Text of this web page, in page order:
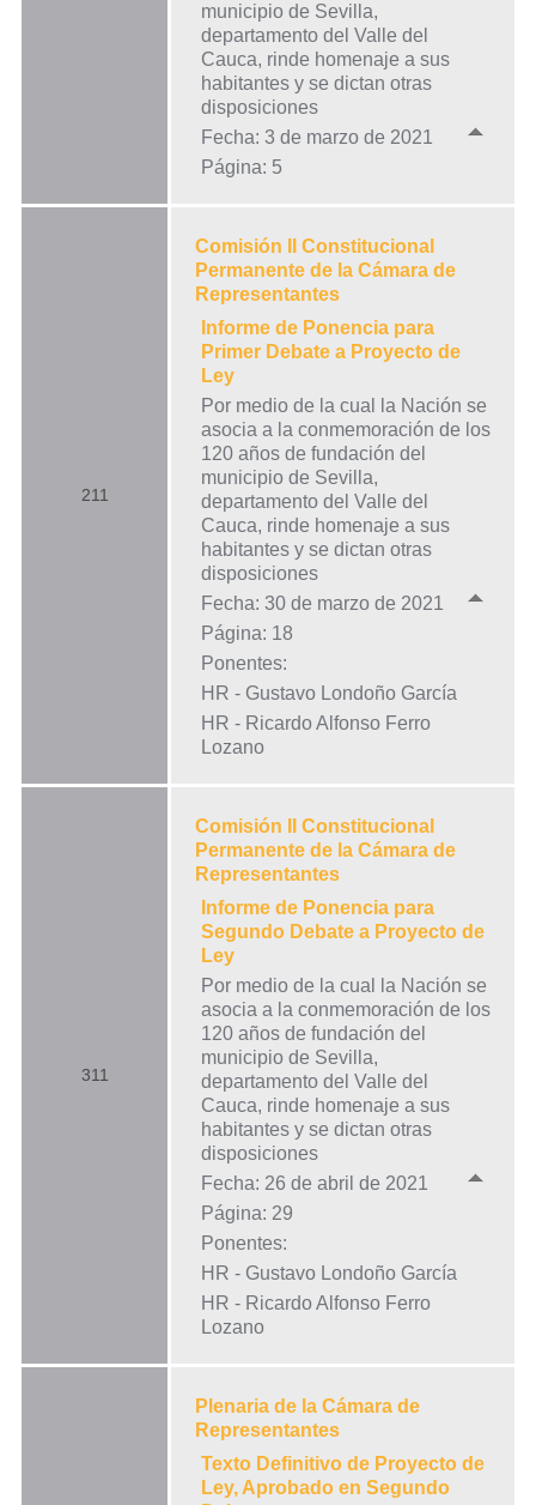
municipio de Sevilla,
departamento del Valle del
Cauca, rinde homenaje a sus
habitantes y se dictan otras
disposiciones
Fecha: 3 de marzo de 2021
Página: 5
211
Comisión II Constitucional
Permanente de la Cámara de
Representantes
Informe de Ponencia para
Primer Debate a Proyecto de
Ley
Por medio de la cual la Nación se
asocia a la conmemoración de los
120 años de fundación del
municipio de Sevilla,
departamento del Valle del
Cauca, rinde homenaje a sus
habitantes y se dictan otras
disposiciones
Fecha: 30 de marzo de 2021
Página: 18
Ponentes:
HR - Gustavo Londoño García
HR - Ricardo Alfonso Ferro
Lozano
311
Comisión II Constitucional
Permanente de la Cámara de
Representantes
Informe de Ponencia para
Segundo Debate a Proyecto de
Ley
Por medio de la cual la Nación se
asocia a la conmemoración de los
120 años de fundación del
municipio de Sevilla,
departamento del Valle del
Cauca, rinde homenaje a sus
habitantes y se dictan otras
disposiciones
Fecha: 26 de abril de 2021
Página: 29
Ponentes:
HR - Gustavo Londoño García
HR - Ricardo Alfonso Ferro
Lozano
Plenaria de la Cámara de
Representantes
Texto Definitivo de Proyecto de
Ley, Aprobado en Segundo